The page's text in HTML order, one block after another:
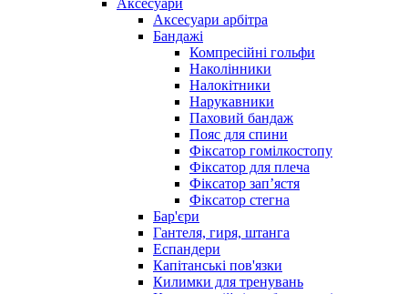
Аксесуари арбітра
Бандажі
Компресійні гольфи
Наколінники
Налокітники
Нарукавники
Паховий бандаж
Пояс для спини
Фіксатор гомілкостопу
Фіксатор для плеча
Фіксатор запʼястя
Фіксатор стегна
Бар'єри
Гантеля, гиря, штанга
Еспандери
Капітанські пов'язки
Килимки для тренувань